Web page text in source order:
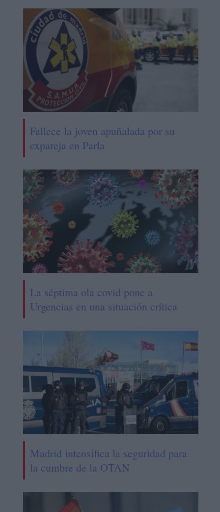
Fallece la joven apuñalada por su
expareja en Parla
La séptima ola covid pone a
Urgencias en una situación crítica
Madrid intensifica la seguridad para
la cumbre de la OTAN